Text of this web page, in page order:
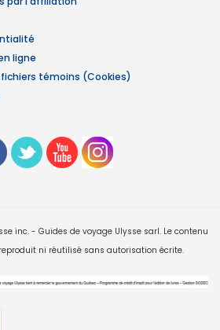
ligne
témoins (Cookies)
inc. - Guides de voyage Ulysse sarl. Le contenu
ni réutilisé sans autorisation écrite.